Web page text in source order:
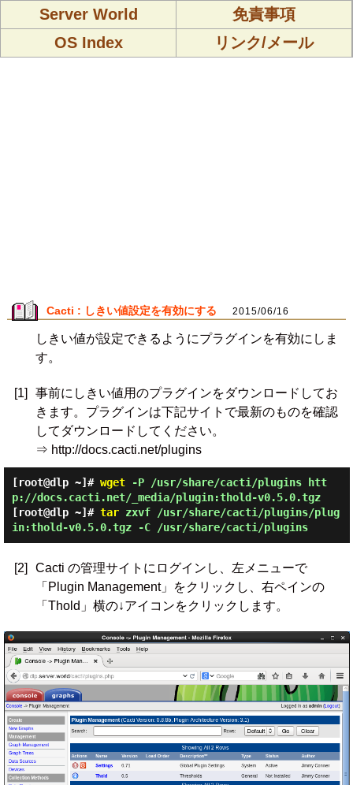
Server World
免責事項
OS Index
リンク/メール
Cacti : しきい値設定を有効にする 2015/06/16
しきい値が設定できるようにプラグインを有効にしま
す。
[1]
事前にしきい値用のプラグインをダウンロードしてお
きます。プラグインは下記サイトで最新のものを確認
してダウンロードしてください。
⇒ http://docs.cacti.net/plugins
[root@dlp ~]# wget-P /usr/share/cacti/plugins htt
p://docs.cacti.net/_media/plugin:thold-v0.5.0.tgz
[root@dlp ~]# tarzxvf /usr/share/cacti/plugins/plug
in:thold-v0.5.0.tgz -C /usr/share/cacti/plugins
[2]
Cacti の管理サイトにログインし、左メニューで
「Plugin Management」をクリックし、右ペインの
「Thold」横の↓アイコンをクリックします。